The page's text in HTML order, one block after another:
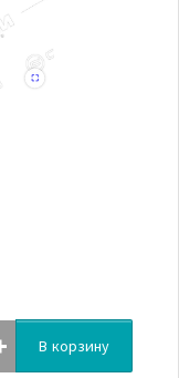
В корзину